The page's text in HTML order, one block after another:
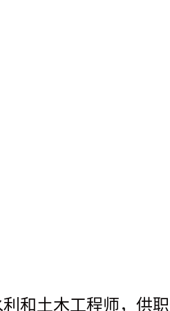
和土木工程师，供